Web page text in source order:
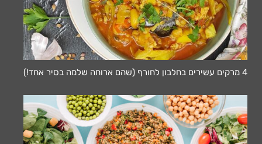
4 מרקים עשירים בחלבון לחורף (שהם ארוחה שלמה בסיר אחד!)